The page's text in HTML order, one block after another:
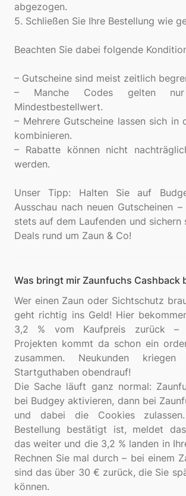
abgezogen.
5. Schließen Sie Ihre Bestellung wie
Beachten Sie dabei folgende
– Gutscheine sind meist zeitlich
– Manche Codes gelten
Mindestbestellwert.
– Mehrere Gutscheine lassen sich in
kombinieren.
– Rabatte können nicht
werden.
Unser Tipp: Halten Sie auf
Ausschau nach neuen Gutscheinen
stets auf dem Laufenden und sichern
Was bringt mir Zaunfuchs Cashback
Wer einen Zaun oder Sichtschutz
geht richtig ins Geld! Hier
3,2 % vom Kaufpreis zurück –
Projekten kommt da schon ein
zusammen. Neukunden
Startguthaben obendrauf!
Die Sache läuft ganz normal:
bei Budgey aktivieren, dann bei
und dabei die Cookies
Bestellung bestätigt ist, meldet
das weiter und die 3,2 % landen in
Rechnen Sie mal durch – bei einem
sind das über 30 € zurück, die Sie
können.